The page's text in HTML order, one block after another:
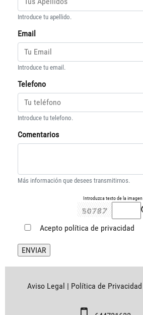
Introduce tu apellido.
Email
Introduce tu email.
Telefono
Introduce tu telefono.
Comentarios
Más información que desees transmitirnos.
Introduzca texto de la imagen
Acepto política de privacidad
Aviso Legal | Política de Privacidad